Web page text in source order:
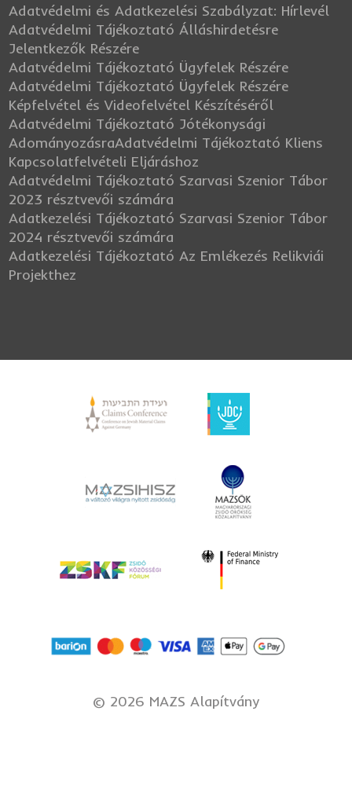
Adatvédelmi és Adatkezelési Szabályzat: Hírlevél
Adatvédelmi Tájékoztató Álláshirdetésre
Jelentkezők Részére
Adatvédelmi Tájékoztató Ügyfelek Részére
Adatvédelmi Tájékoztató Ügyfelek Részére
Képfelvétel és Videofelvétel Készítéséről
Adatvédelmi Tájékoztató Jótékonysági
AdományozásraAdatvédelmi Tájékoztató Kliens
Kapcsolatfelvételi Eljáráshoz
Adatvédelmi Tájékoztató Szarvasi Szenior Tábor
2023 résztvevői számára
Adatkezelési Tájékoztató Szarvasi Szenior Tábor
2024 résztvevői számára
Adatkezelési Tájékoztató Az Emlékezés Relikviái
Projekthez
© 2026 MAZS Alapítvány